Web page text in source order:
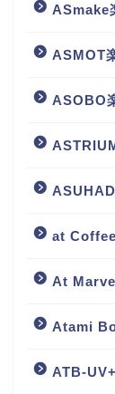
ASmake
ASMOT
ASOBO
at
At
Atami
ATB-